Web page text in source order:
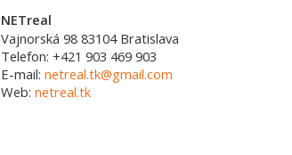
NETreal
Vajnorská 98 83104 Bratislava
Telefon: +421 903 469 903
E-mail: netreal.tk@gmail.com
Web: netreal.tk